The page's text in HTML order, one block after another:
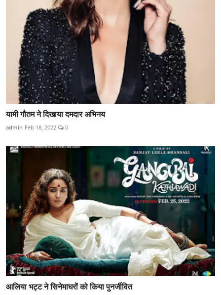
यामी गौतम ने दिखाया दमदार अभिनय
admin Feb 18, 2022 0
आलिया भट्ट ने सिनेमाघरों को किया पुनर्जीवित